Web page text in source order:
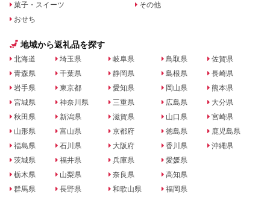
菓子・スイーツ
おせち
その他
地域から返礼品を探す
北海道
青森県
岩手県
宮城県
秋田県
山形県
福島県
茨城県
栃木県
群馬県
埼玉県
千葉県
東京都
神奈川県
新潟県
富山県
石川県
福井県
山梨県
長野県
岐阜県
静岡県
愛知県
三重県
滋賀県
京都府
大阪府
兵庫県
奈良県
和歌山県
鳥取県
島根県
岡山県
広島県
山口県
徳島県
香川県
愛媛県
高知県
福岡県
佐賀県
長崎県
熊本県
大分県
宮崎県
鹿児島県
沖縄県